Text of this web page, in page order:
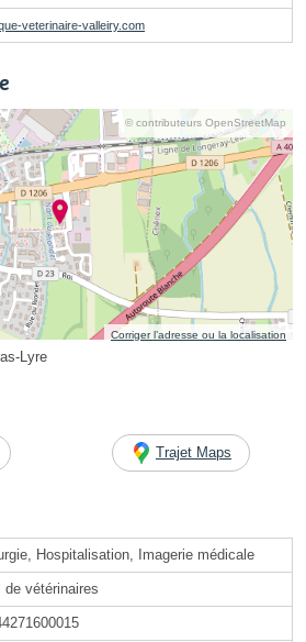
veterinaire-valleiry.com
© contributeurs OpenStreetMap
Corriger l’adresse ou la localisation
Lyre
Trajet Maps
Hospitalisation, Imagerie médicale
de vétérinaires